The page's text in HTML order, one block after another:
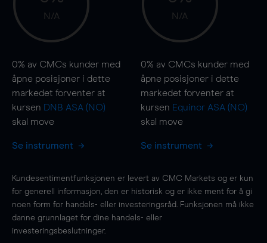
N/A
0% av CMCs kunder med
åpne posisjoner i dette
markedet forventer at
kursen DNB ASA (NO)
skal move
Se instrument
N/A
0% av CMCs kunder med
åpne posisjoner i dette
markedet forventer at
kursen Equinor ASA (NO)
skal move
Se instrument
Kundesentimentfunksjonen er levert av CMC Markets og er kun
for generell informasjon, den er historisk og er ikke ment for å gi
noen form for handels- eller investeringsråd. Funksjonen må ikke
danne grunnlaget for dine handels- eller
investeringsbeslutninger.